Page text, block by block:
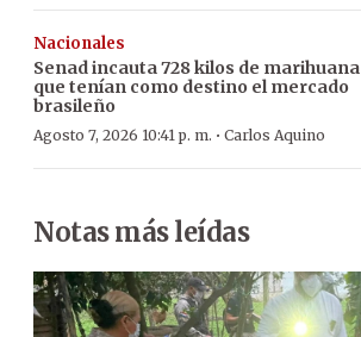
Nacionales
Senad incauta 728 kilos de marihuana
que tenían como destino el mercado
brasileño
Agosto 7, 2026 10:41 p. m. · Carlos Aquino
Notas más leídas